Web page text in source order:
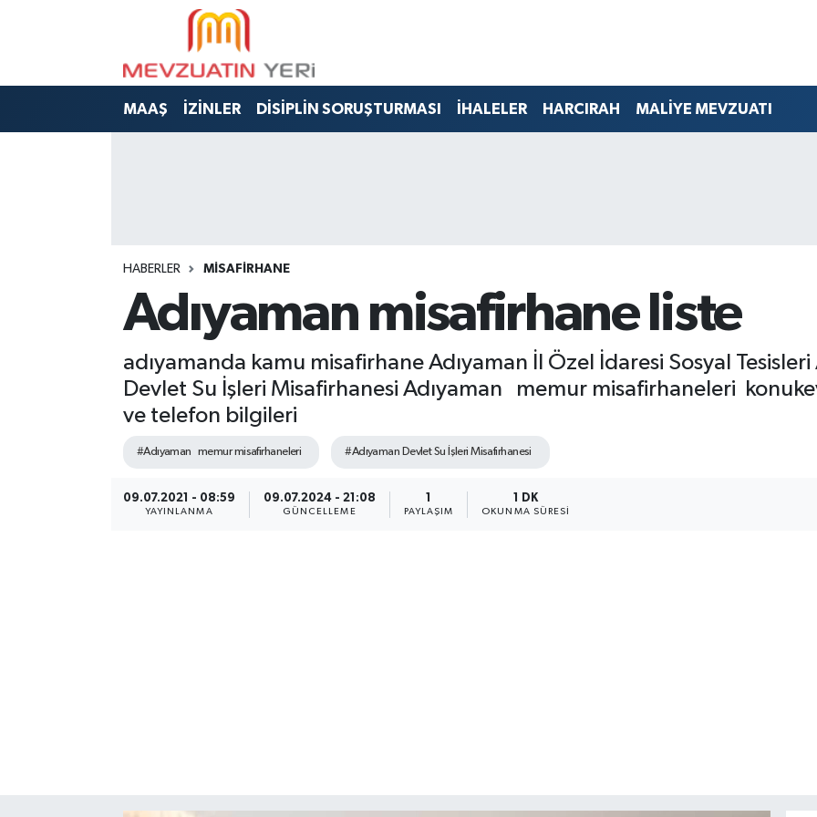
MAAŞ İZİNLER DİSİPLİN SORUŞTURMASI İHALELER HARCIRAH MALİYE MEVZUATI
HABERLER MİSAFİRHANE
Adıyaman misafirhane liste
adıyamanda kamu misafirhane Adıyaman İl Özel İdaresi Sosyal Tesisleri
Devlet Su İşleri Misafirhanesi Adıyaman memur misafirhaneleri
ve telefon bilgileri
#Adıyaman memur misafirhaneleri #Adıyaman Devlet Su İşleri Misafirhanesi
09.07.2021 - 08:59
YAYINLANMA
09.07.2024 - 21:08
GÜNCELLEME
1
PAYLAŞIM
1 DK
OKUNMA SÜRESI